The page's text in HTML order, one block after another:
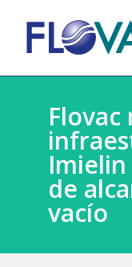
Flovac
Imielin
de
vacío